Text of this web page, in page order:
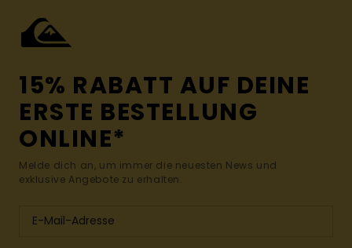
15% RABATT AUF DEINE
ERSTE BESTELLUNG
ONLINE*
Melde dich an, um immer die neuesten News und
exklusive Angebote zu erhalten.